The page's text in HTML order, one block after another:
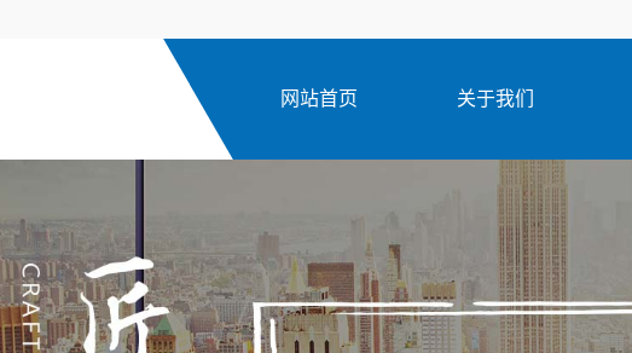
网站首页 关于我们